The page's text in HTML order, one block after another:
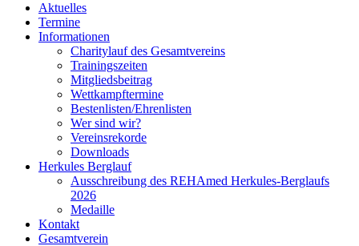
Aktuelles
Termine
Informationen
Charitylauf des Gesamtvereins
Trainingszeiten
Mitgliedsbeitrag
Wettkampftermine
Bestenlisten/Ehrenlisten
Wer sind wir?
Vereinsrekorde
Downloads
Herkules Berglauf
Ausschreibung des REHAmed Herkules-Berglaufs
2026
Medaille
Kontakt
Gesamtverein